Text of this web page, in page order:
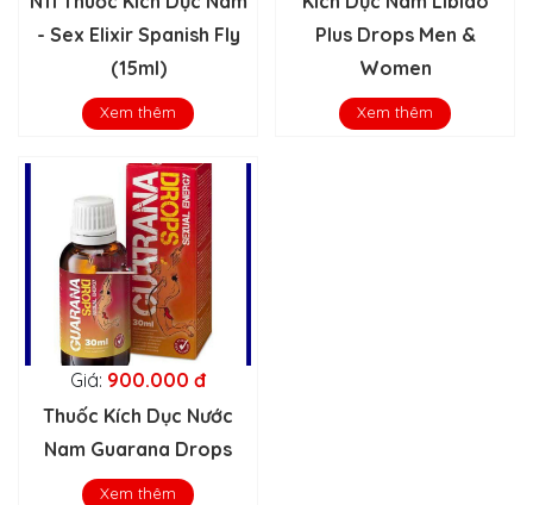
- Sex Elixir Spanish Fly
(15ml)
Xem thêm
Plus Drops Men &
Women
Xem thêm
Giá: 900.000 đ
Thuốc Kích Dục Nước
Nam Guarana Drops
Xem thêm